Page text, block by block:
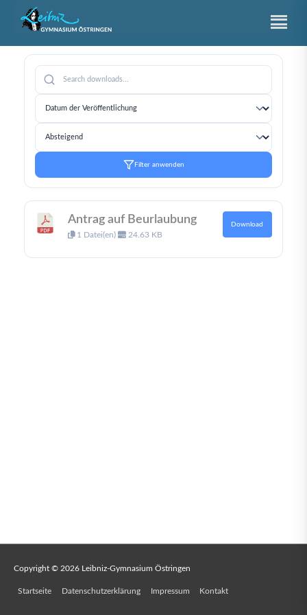
Filter anwenden
Antrag auf Beurlaubung
1 Datei(en) 24.63 KB
Download
Copyright © 2026 Leibniz-Gymnasium Östringen
Startseite Datenschutzerklärung Impressum Kontakt